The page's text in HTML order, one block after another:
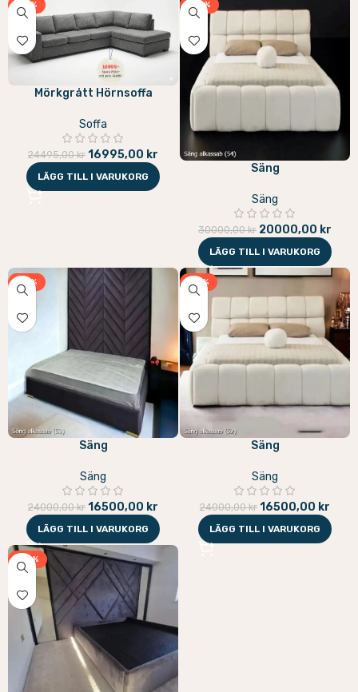
-31%
Mörkgrått Hörnsoffa
Soffa
24495,00kr 16995,00 kr
LÄGG TILL I VARUKORG
-33%
Säng
Säng
30000,00kr 20000,00 kr
LÄGG TILL I VARUKORG
-31%
Säng
Säng
24000,00kr 16500,00 kr
LÄGG TILL I VARUKORG
-31%
Säng
Säng
24000,00kr 16500,00 kr
LÄGG TILL I VARUKORG
-33%